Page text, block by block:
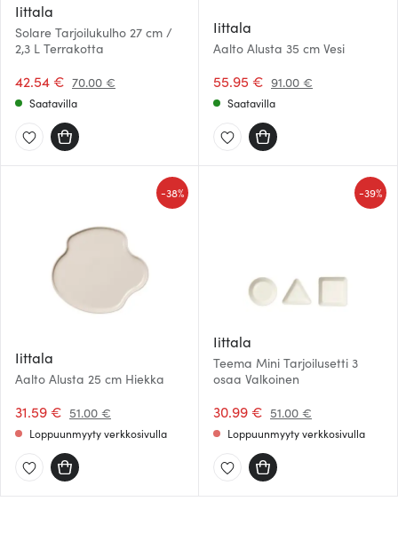
Iittala
Solare Tarjoilukulho 27 cm /
2,3 L Terrakotta
42.54 € 70.00 €
Saatavilla
Iittala
Aalto Alusta 35 cm Vesi
55.95 € 91.00 €
Saatavilla
Iittala
Aalto Alusta 25 cm Hiekka
31.59 € 51.00 €
-38%
Loppuunmyyty verkkosivulla
Iittala
Teema Mini Tarjoilusetti 3
osaa Valkoinen
30.99 € 51.00 €
-39%
Loppuunmyyty verkkosivulla